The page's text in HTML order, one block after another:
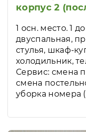
корпус 2
1 осн. место. 1
двуспальная,
стулья, шкаф-
холодильник,
Сервис: смена
смена
уборка номера